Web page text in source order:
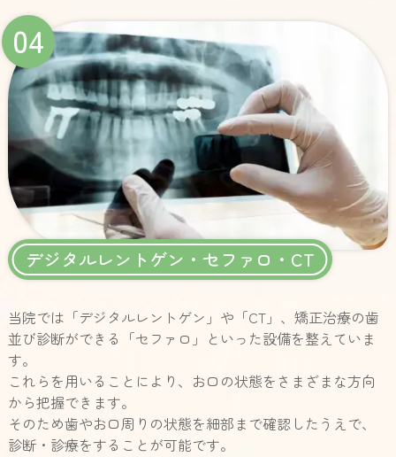
04
デジタルレントゲン・セファロ・CT
当院では「デジタルレントゲン」や「CT」、矯正治療の歯
並び診断ができる「セファロ」といった設備を整えていま
す。
これらを用いることにより、お口の状態をさまざまな方向
から把握できます。
そのため歯やお口周りの状態を細部まで確認したうえで、
診断・診療をすることが可能です。